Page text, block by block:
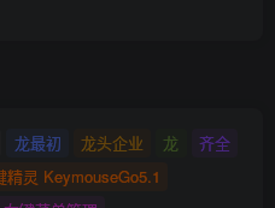
龙最初 龙头企业 龙
齐全
精灵 KeymouseGo5.1